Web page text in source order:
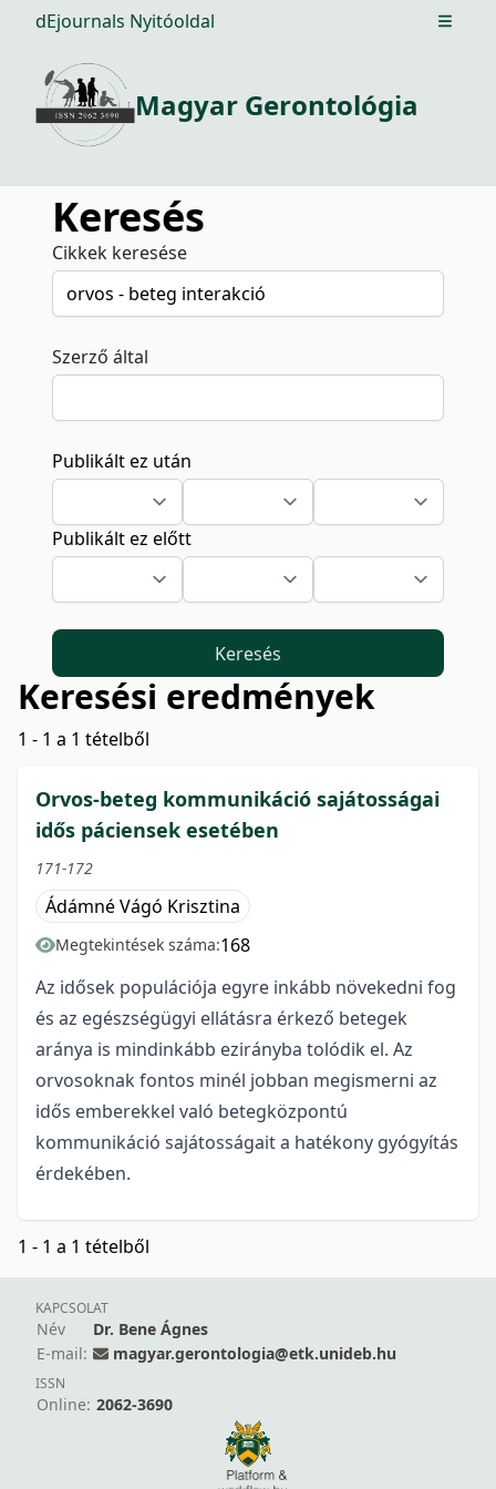
dEjournals Nyitóoldal Open
Magyar Gerontológia
Keresés
Cikkek keresése
Szerző által
Publikált ez után
Publikált ez előtt
Keresés
Keresési eredmények
1 - 1 a 1 tételből
Orvos-beteg kommunikáció sajátosságai
idős páciensek esetében
171-172
Ádámné Vágó Krisztina
Megtekintések száma:168
Az idősek populációja egyre inkább növekedni fog
és az egészségügyi ellátásra érkező betegek
aránya is mindinkább ezirányba tolódik el. Az
orvosoknak fontos minél jobban megismerni az
idős emberekkel való betegközpontú
kommunikáció sajátosságait a hatékony gyógyítás
érdekében.
1 - 1 a 1 tételből
KAPCSOLAT
Név
Dr. Bene Ágnes
E-mail:
magyar.gerontologia@etk.unideb.hu
ISSN
Online: 2062-3690